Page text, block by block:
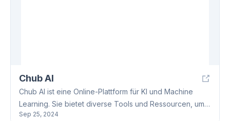
Chub AI
Chub AI ist eine Online-Plattform für KI und Machine
Learning. Sie bietet diverse Tools und Ressourcen, um
AI-Technologien zu verstehen und anzuwenden. Nutzer
Sep 25, 2024